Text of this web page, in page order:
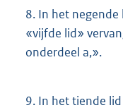
8. In het
«vijfde lid»
onderdeel a,».
9. In het tiende